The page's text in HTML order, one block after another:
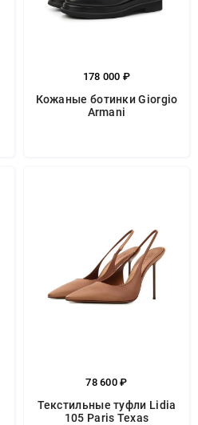
178 000 ₽
Кожаные ботинки Giorgio
Armani
78 600 ₽
Текстильные туфли Lidia
105 Paris Texas